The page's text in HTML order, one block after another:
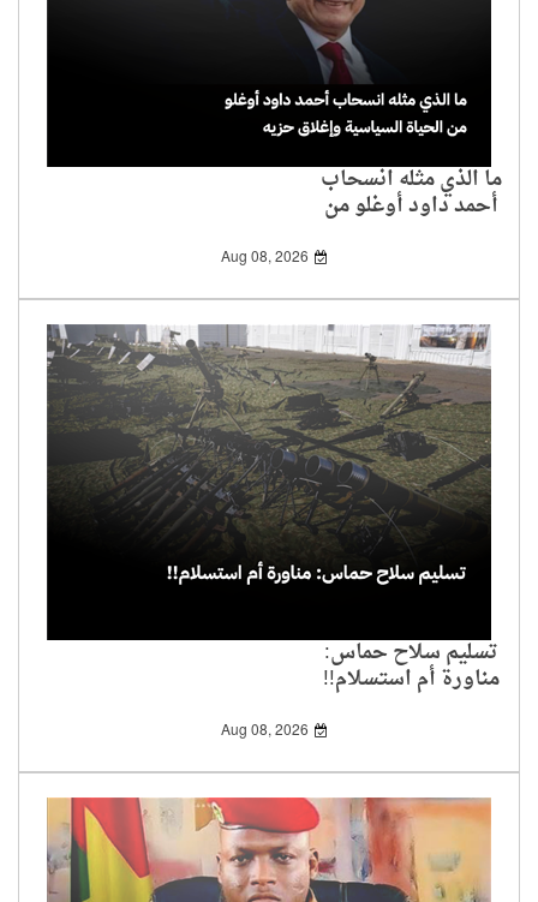
ما الذي مثله انسحاب
أحمد داود أوغلو من
Aug 08, 2026
تسليم سلاح حماس:
مناورة أم استسلام!!
Aug 08, 2026